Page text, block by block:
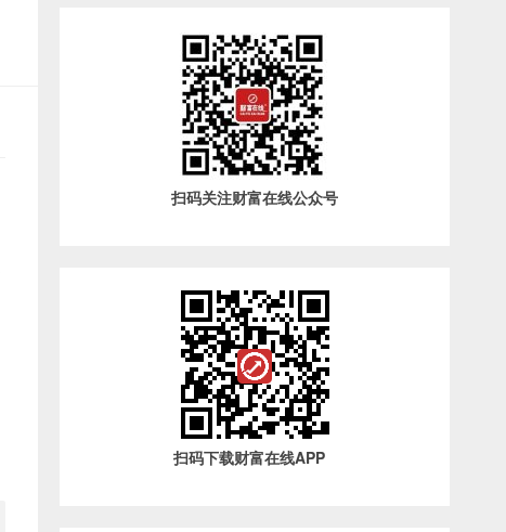
扫码关注财富在线公众号
扫码下载财富在线APP